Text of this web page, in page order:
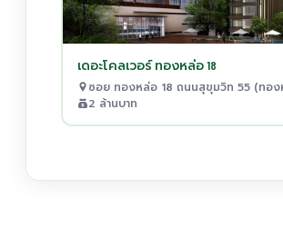
เดอะโคลเวอร์ ทองหล่อ 18
ซอย ทองหล่อ 18 ถนนสุขุมวิท 55 (ทอ
2 ล้านบาท